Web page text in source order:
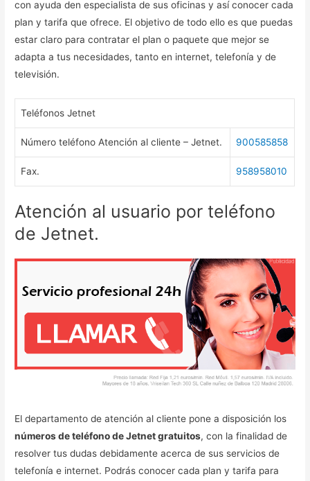
con ayuda den especialista de sus oficinas y así conocer cada
plan y tarifa que ofrece. El objetivo de todo ello es que puedas
estar claro para contratar el plan o paquete que mejor se
adapta a tus necesidades, tanto en internet, telefonía y de
televisión.
Teléfonos Jetnet
Número teléfono Atención al cliente – Jetnet. 900585858
Fax. 958958010
Atención al usuario por teléfono
de Jetnet.
El departamento de atención al cliente pone a disposición los
números de teléfono de Jetnet gratuitos, con la finalidad de
resolver tus dudas debidamente acerca de sus servicios de
telefonía e internet. Podrás conocer cada plan y tarifa para